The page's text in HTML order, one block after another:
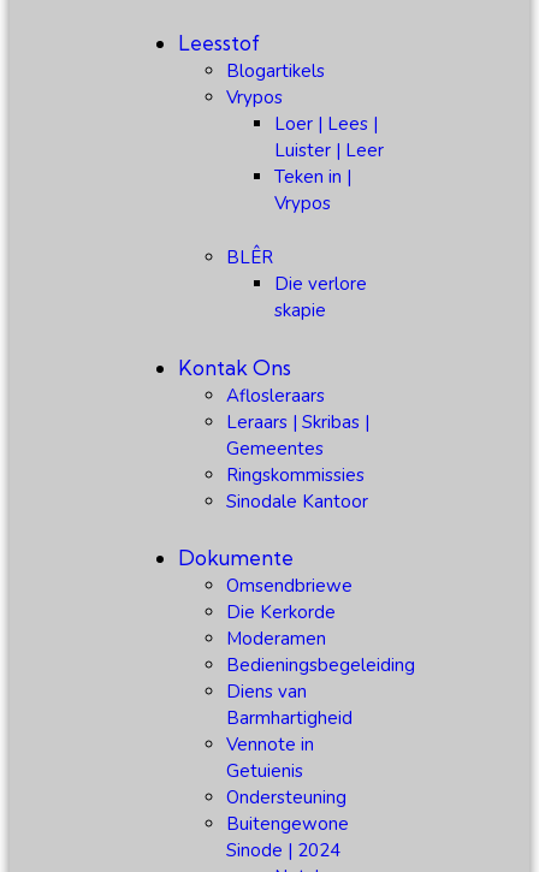
Leesstof
Blogartikels
Vrypos
Loer | Lees |
Luister | Leer
Teken in |
Vrypos
BLÊR
Die verlore
skapie
Kontak Ons
Aflosleraars
Leraars | Skribas |
Gemeentes
Ringskommissies
Sinodale Kantoor
Dokumente
Omsendbriewe
Die Kerkorde
Moderamen
Bedieningsbegeleiding
Diens van
Barmhartigheid
Vennote in
Getuienis
Ondersteuning
Buitengewone
Sinode | 2024